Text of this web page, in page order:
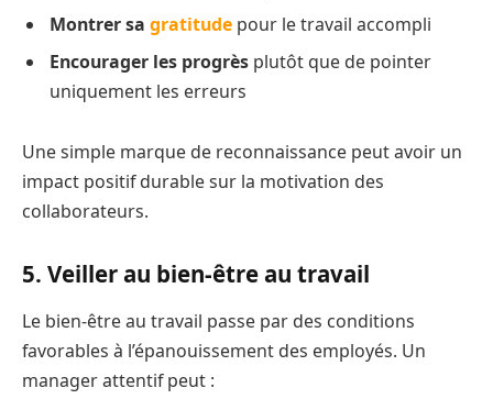
Montrer sa gratitude pour le travail accompli
Encourager les progrès plutôt que de pointer
uniquement les erreurs
Une simple marque de reconnaissance peut avoir un
impact positif durable sur la motivation des
collaborateurs.
5. Veiller au bien-être au travail
Le bien-être au travail passe par des conditions
favorables à l’épanouissement des employés. Un
manager attentif peut :